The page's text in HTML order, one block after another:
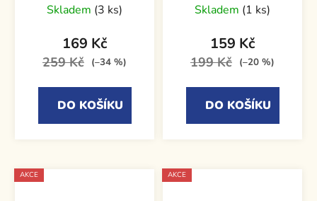
Skladem (3 ks)
169 Kč
259 Kč (–34 %)
DO KOŠÍKU
Skladem (1 ks)
159 Kč
199 Kč (–20 %)
DO KOŠÍKU
AKCE AKCE